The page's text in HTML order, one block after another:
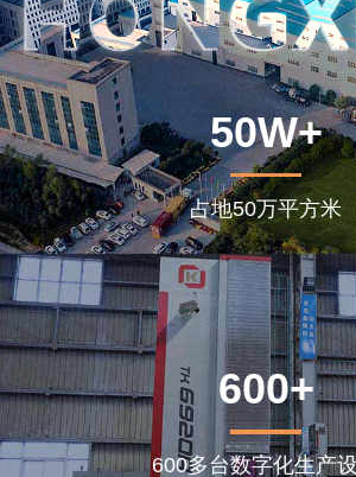
50W+
占地50万平方米
600+
600多台数字化生产